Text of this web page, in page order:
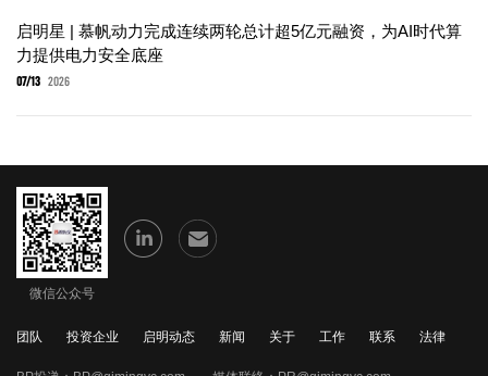
启明星 | 慕帆动力完成连续两轮总计超5亿元融资，为AI时代算
力提供电力安全底座
07/13 2026
微信公众号
团队 投资企业 启明动态 新闻 关于 工作 联系 法律